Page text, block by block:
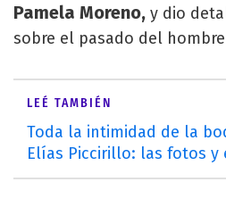
Pamela Moreno, y dio
sobre el pasado del
LEÉ TAMBIÉN
Toda la intimidad de la
Elías Piccirillo: las fotos y